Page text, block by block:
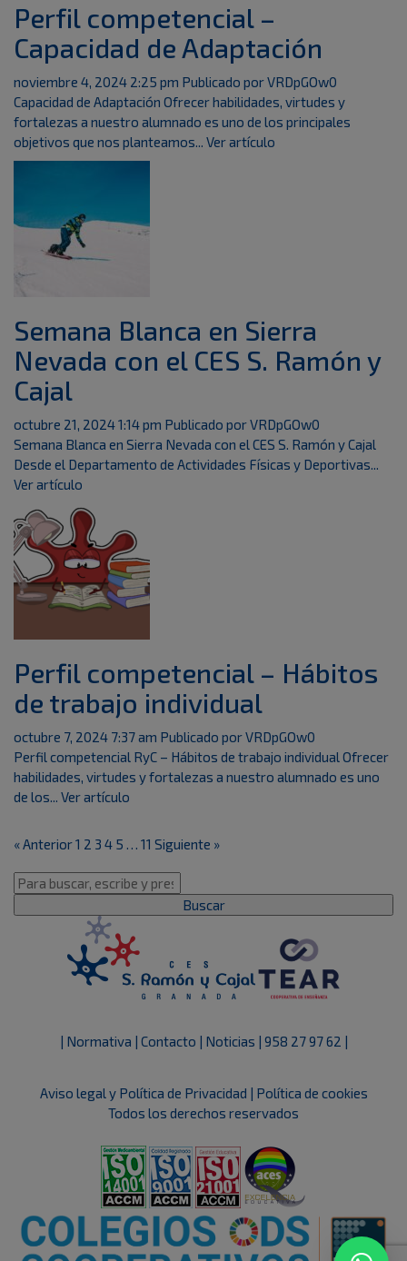
Perfil competencial –
Capacidad de Adaptación
noviembre 4, 2024 2:25 pm Publicado porVRDpGOw0
Capacidad de Adaptación Ofrecer habilidades, virtudes y
fortalezas a nuestro alumnado es uno de los principales
objetivos que nos planteamos... Ver artículo
Semana Blanca en Sierra
Nevada con el CES S. Ramón y
Cajal
octubre 21, 2024 1:14 pm Publicado porVRDpGOw0
Semana Blanca en Sierra Nevada con el CES S. Ramón y Cajal
Desde el Departamento de Actividades Físicas y Deportivas...
Ver artículo
Perfil competencial – Hábitos
de trabajo individual
octubre 7, 2024 7:37 am Publicado porVRDpGOw0
Perfil competencial RyC – Hábitos de trabajo individual Ofrecer
habilidades, virtudes y fortalezas a nuestro alumnado es uno
de los... Ver artículo
« Anterior1 2 3 4 5 … 11 Siguiente »
Buscar
| Normativa | Contacto | Noticias | 958 27 97 62 |
Aviso legal y Política de Privacidad | Política de cookies
Todos los derechos reservados